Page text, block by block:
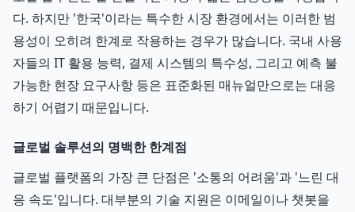
다. 하지만 '한국'이라는 특수한 시장 환경에서는 이러한 범
용성이 오히려 한계로 작용하는 경우가 많습니다. 국내 사용
자들의 IT 활용 능력, 결제 시스템의 특수성, 그리고 예측 불
가능한 현장 요구사항 등은 표준화된 매뉴얼만으로는 대응
하기 어렵기 때문입니다.
글로벌 솔루션의 명백한 한계점
글로벌 플랫폼의 가장 큰 단점은 '소통의 어려움'과 '느린 대
응 속도'입니다. 대부분의 기술 지원은 이메일이나 챗봇을